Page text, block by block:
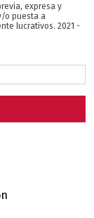
expresa y
o puesta a
lucrativos. 2021 -